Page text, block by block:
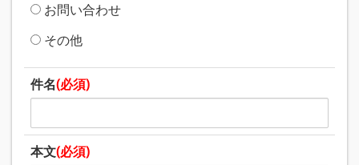
お問い合わせ
その他
件名(必須)
本文(必須)